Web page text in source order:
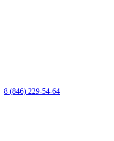
8 (846) 229-54-64